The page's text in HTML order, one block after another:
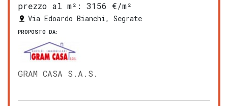
prezzo al m²:
3156 €/m²
Via Edoardo Bianchi, Segrate
PROPOSTO DA:
GRAM CASA S.A.S.